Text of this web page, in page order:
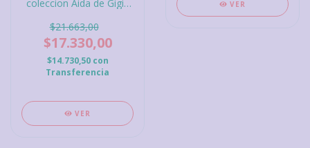
coleccion Aida de Gigis
$21.663,00
$17.330,00
$14.730,50 con
Transferencia
VER
VER